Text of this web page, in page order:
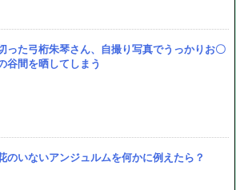
った弓桁朱琴さん、自撮り写真でうっかりお〇
谷間を晒してしまう
のいないアンジュルムを何かに例えたら？